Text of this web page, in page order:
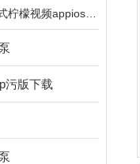
污版下载